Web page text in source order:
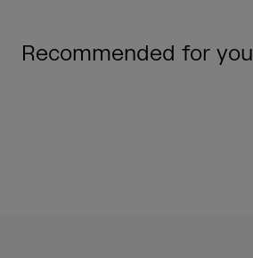
Recommended for you